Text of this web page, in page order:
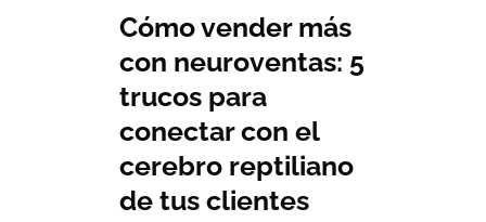
Cómo vender más
con neuroventas: 5
trucos para
conectar con el
cerebro reptiliano
de tus clientes